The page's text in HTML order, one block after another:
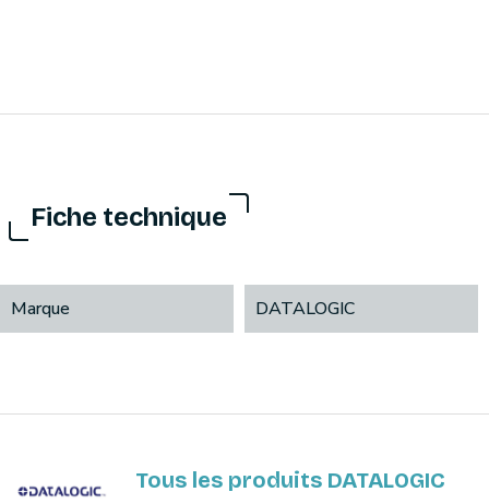
Fiche technique
Marque DATALOGIC
Tous les produits DATALOGIC